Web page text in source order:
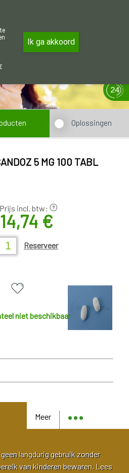
Oplossingen
5 MG 100 TABL
Prijs incl. btw:
14,74 €
Reserveer
niet beschikbaar
Meer
langdurig gebruik zonder
van kinderen bewaren. Lees
Ik ga akkoord